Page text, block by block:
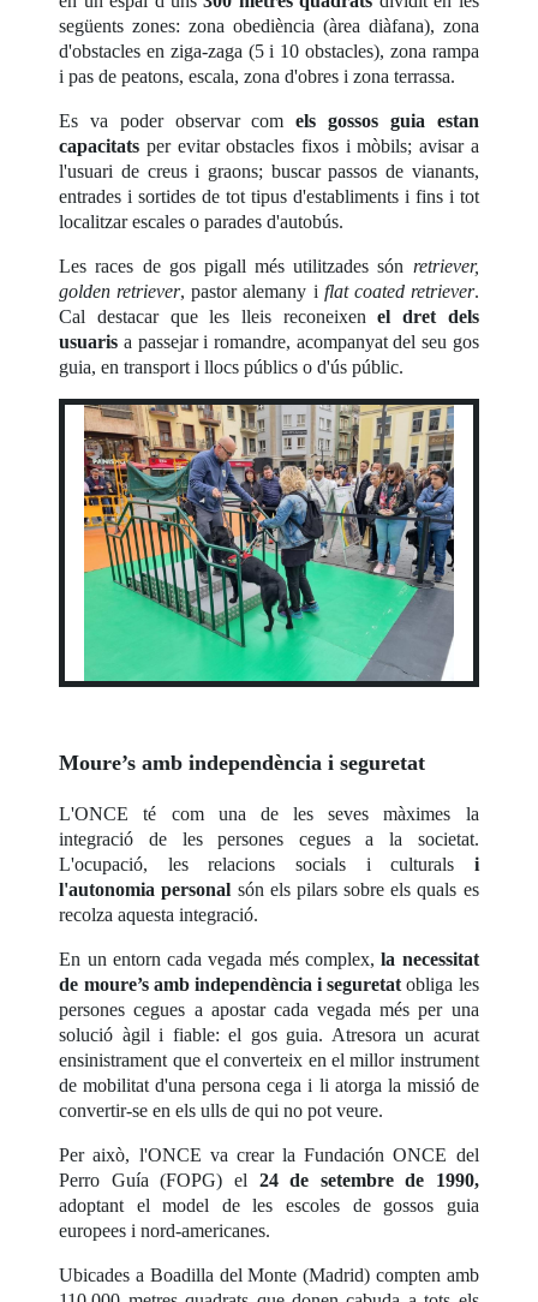
següents zones: zona obediència (àrea diàfana), zona
d'obstacles en ziga-zaga (5 i 10 obstacles), zona rampa
i pas de peatons, escala, zona d'obres i zona terrassa.
Es va poder observar comels gossos guia estan
capacitats per evitar obstacles fixos i mòbils; avisar a
l'usuari de creus i graons; buscar passos de vianants,
entrades i sortides de tot tipus d'establiments i fins i tot
localitzar escales o parades d'autobús.
Les races de gos pigall més utilitzades són retriever,
golden retriever, pastor alemany i flat coated retriever.
Cal destacar que les lleis reconeixenel dret dels
usuaris a passejar i romandre, acompanyat del seu gos
guia, en transport i llocs públics o d'ús públic.
Moure’s amb independència i seguretat
L'ONCE té com una de les seves màximes la
integració de les persones cegues a la societat.
L'ocupació, les relacions socials i culturals i
l'autonomia personal són els pilars sobre els quals es
recolza aquesta integració.
En un entorn cada vegada més complex,la necessitat
de moure’s amb independència i seguretatobliga les
persones cegues a apostar cada vegada més per una
solució àgil i fiable: el gos guia. Atresora un acurat
ensinistrament que el converteix en el millor instrument
de mobilitat d'una persona cega i li atorga la missió de
convertir-se en els ulls de qui no pot veure.
Per això, l'ONCE va crear la Fundación ONCE del
Perro Guía (FOPG) el 24 de setembre de 1990,
adoptant el model de les escoles de gossos guia
europees i nord-americanes.
Ubicades a Boadilla del Monte (Madrid) compten amb